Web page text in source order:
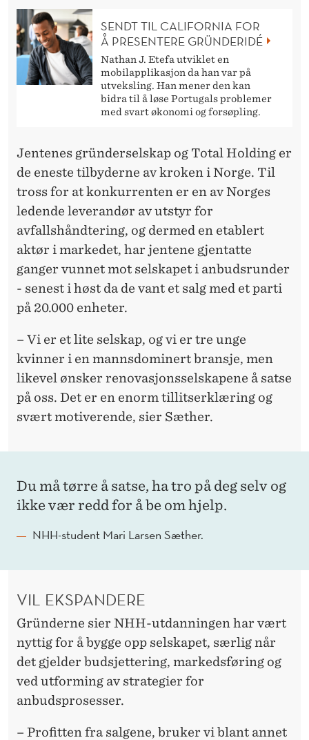
SENDT TIL CALIFORNIA FOR
Å PRESENTERE GRÜNDERIDÉ
Nathan J. Etefa utviklet en
mobilapplikasjon da han var på
utveksling. Han mener den kan
bidra til å løse Portugals problemer
med svart økonomi og forsøpling.
Jentenes gründerselskap og Total Holding er
de eneste tilbyderne av kroken i Norge. Til
tross for at konkurrenten er en av Norges
ledende leverandør av utstyr for
avfallshåndtering, og dermed en etablert
aktør i markedet, har jentene gjentatte
ganger vunnet mot selskapet i anbudsrunder
- senest i høst da de vant et salg med et parti
på 20.000 enheter.
– Vi er et lite selskap, og vi er tre unge
kvinner i en mannsdominert bransje, men
likevel ønsker renovasjonsselskapene å satse
på oss. Det er en enorm tillitserklæring og
svært motiverende, sier Sæther.
Du må tørre å satse, ha tro på deg selv og
ikke vær redd for å be om hjelp.
NHH-student Mari Larsen Sæther.
VIL EKSPANDERE
Gründerne sier NHH-utdanningen har vært
nyttig for å bygge opp selskapet, særlig når
det gjelder budsjettering, markedsføring og
ved utforming av strategier for
anbudsprosesser.
– Profitten fra salgene, bruker vi blant annet